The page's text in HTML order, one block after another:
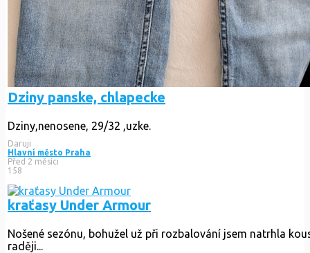
Dziny panske, chlapecke
Dziny,nenosene, 29/32 ,uzke.
Daruji
Hlavní město Praha
Před 2 měsíci
158
kraťasy Under Armour
Nošené sezónu, bohužel už při rozbalování jsem natrhla
raději...